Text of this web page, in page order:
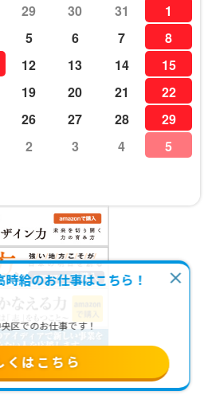
29 30 31
1
5 6 7
8
12 13 14
15
19 20 21
22
26 27 28
29
2 3 4 5
給のお仕事はこちら！
区でのお仕事です！
くはこちら